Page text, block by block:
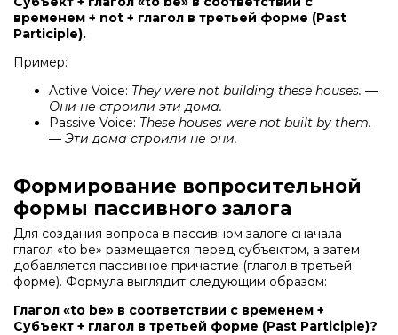
временем + not + глагол в третьей форме (Past
Participle).
Пример:
Active Voice: They were not building these houses. —
Они не строили эти дома.
Passive Voice: These houses were not built by them.
— Эти дома строили не они.
Формирование вопросительной
формы пассивного залога
Для создания вопроса в пассивном залоге сначала
глагол «to be» размещается перед субъектом, а затем
добавляется пассивное причастие (глагол в третьей
форме). Формула выглядит следующим образом:
Глагол «to be» в соответствии с временем +
Субъект + глагол в третьей форме (Past Participle)?